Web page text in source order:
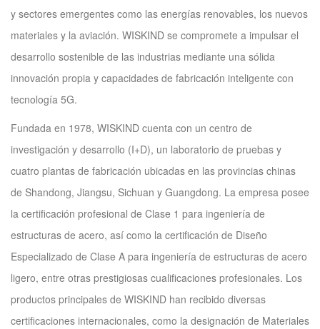
y sectores emergentes como las energías renovables, los nuevos
materiales y la aviación. WISKIND se compromete a impulsar el
desarrollo sostenible de las industrias mediante una sólida
innovación propia y capacidades de fabricación inteligente con
tecnología 5G.
Fundada en 1978, WISKIND cuenta con un centro de
investigación y desarrollo (I+D), un laboratorio de pruebas y
cuatro plantas de fabricación ubicadas en las provincias chinas
de Shandong, Jiangsu, Sichuan y Guangdong. La empresa posee
la certificación profesional de Clase 1 para ingeniería de
estructuras de acero, así como la certificación de Diseño
Especializado de Clase A para ingeniería de estructuras de acero
ligero, entre otras prestigiosas cualificaciones profesionales. Los
productos principales de WISKIND han recibido diversas
certificaciones internacionales, como la designación de Materiales